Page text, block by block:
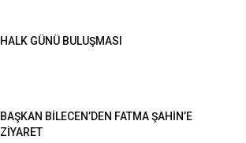
HALK GÜNÜ BULUŞMASI
BAŞKAN BİLECEN’DEN FATMA ŞAHİN’E
ZİYARET